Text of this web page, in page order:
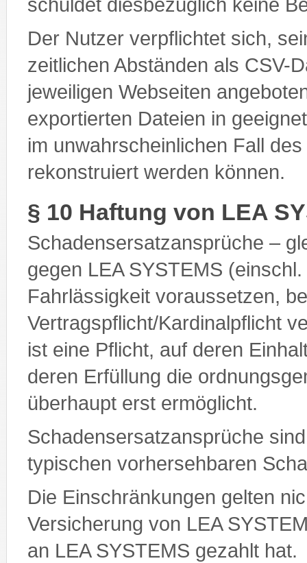
Der Nutzer verpflichtet sich,
zeitlichen Abständen als CSV-
jeweiligen Webseiten
exportierten Dateien in
im unwahrscheinlichen Fall
rekonstruiert werden können.
§ 10 Haftung von LEA
Schadensersatzansprüche –
gegen LEA SYSTEMS
Fahrlässigkeit voraussetzen,
Vertragspflicht/Kardinalpflicht
ist eine Pflicht, auf deren
deren Erfüllung die
überhaupt erst ermöglicht.
Schadensersatzansprüche
typischen vorhersehbaren
Die Einschränkungen gelten
Versicherung von LEA
an LEA SYSTEMS gezahlt hat.